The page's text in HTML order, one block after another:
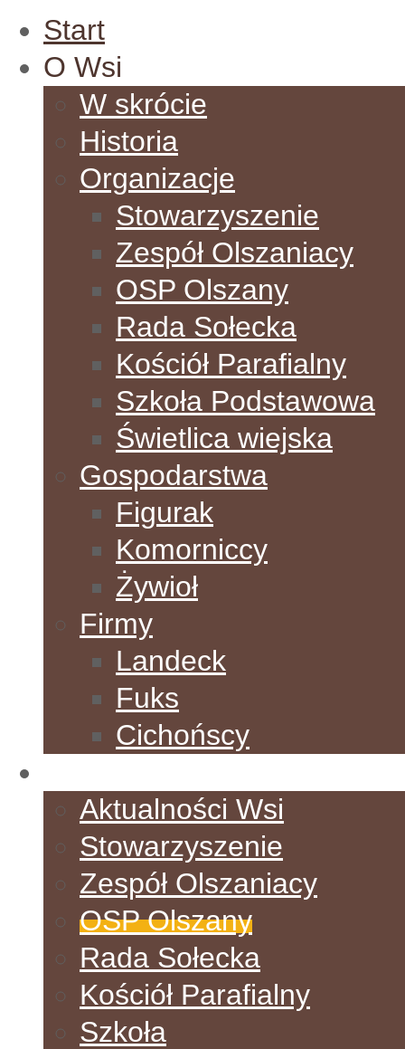
Start
O Wsi
W skrócie
Historia
Organizacje
Stowarzyszenie
Zespół Olszaniacy
OSP Olszany
Rada Sołecka
Kościół Parafialny
Szkoła Podstawowa
Świetlica wiejska
Gospodarstwa
Figurak
Komorniccy
Żywioł
Firmy
Landeck
Fuks
Cichońscy
Aktualności Wsi
Stowarzyszenie
Zespół Olszaniacy
OSP Olszany
Rada Sołecka
Kościół Parafialny
Szkoła